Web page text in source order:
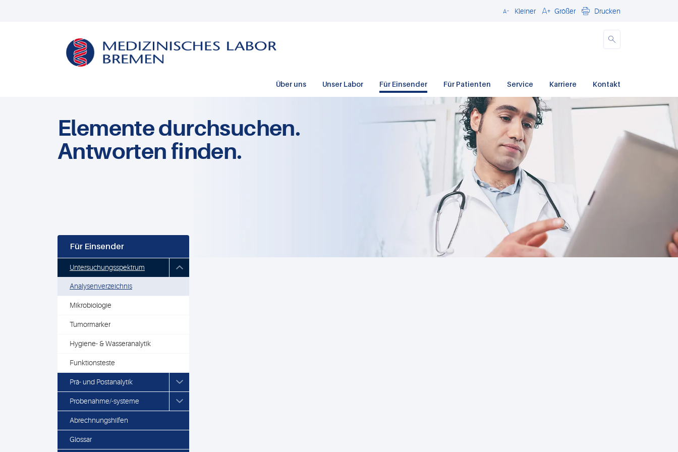
Schließen
Kleiner Größer Drucken
Über uns Unser Labor Für Einsender Für Patienten Service Karriere Kontakt
Elemente durchsuchen.
Antworten finden.
Für Einsender
Untersuchungsspektrum
Analysenverzeichnis
Mikrobiologie
Tumormarker
Hygiene- & Wasseranalytik
Funktionsteste
Prä- und Postanalytik
Probenahme/-systeme
Abrechnungshilfen
Glossar